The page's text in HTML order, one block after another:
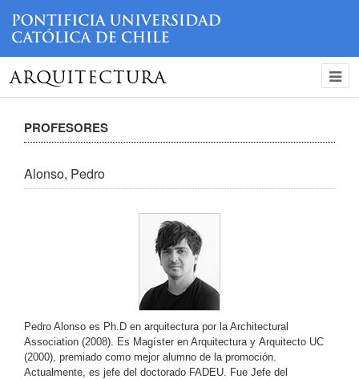
ARQUITECTURA
PROFESORES
Alonso, Pedro
Pedro Alonso es Ph.D en arquitectura por la Architectural
Association (2008). Es Magíster en Arquitectura y Arquitecto UC
(2000), premiado como mejor alumno de la promoción.
Actualmente, es jefe del doctorado FADEU. Fue Jefe del